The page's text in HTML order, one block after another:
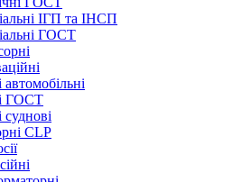
ІГП та ІНСП
ГОСТ
ГОСТ
CLP